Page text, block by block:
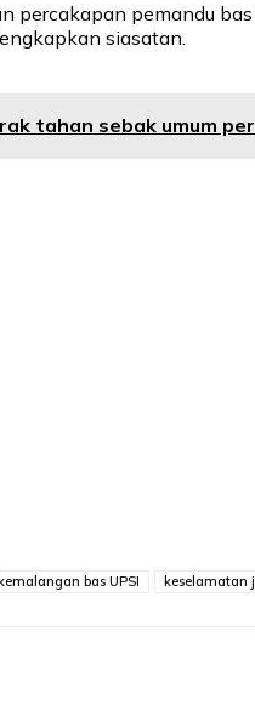
percakapan pemandu
siasatan.
tahan sebak umum
kemalangan bas UPSI keselamatan